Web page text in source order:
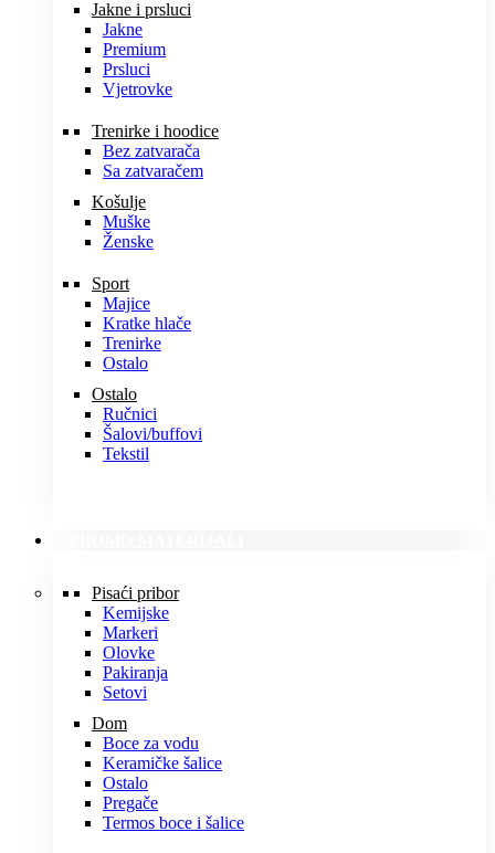
Jakne i prsluci
Jakne
Premium
Prsluci
Vjetrovke
Trenirke i hoodice
Bez zatvarača
Sa zatvaračem
Košulje
Muške
Ženske
Sport
Majice
Kratke hlače
Trenirke
Ostalo
Ostalo
Ručnici
Šalovi/buffovi
Tekstil
Pisaći pribor
Kemijske
Markeri
Olovke
Pakiranja
Setovi
Dom
Boce za vodu
Keramičke šalice
Ostalo
Pregače
Termos boce i šalice